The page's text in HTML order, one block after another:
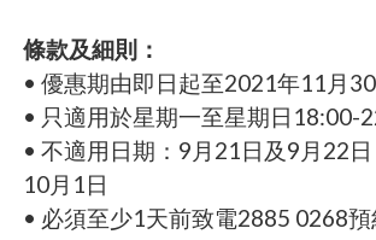
條款及細則：
• 優惠期由即日起至2021年11月
• 只適用於星期一至星期日18:00-
• 不適用日期：9月21日及9月22
10月1日
• 必須至少1天前致電2885 0268